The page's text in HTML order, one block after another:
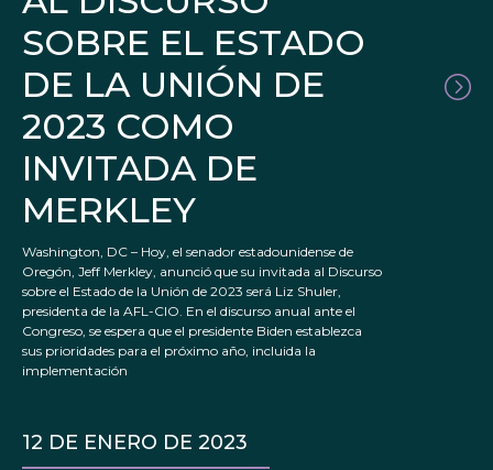
SOBRE EL ESTADO
DE LA UNIÓN DE
2023 COMO
INVITADA DE
MERKLEY
Washington, DC – Hoy, el senador estadounidense de
Oregón, Jeff Merkley, anunció que su invitada al Discurso
sobre el Estado de la Unión de 2023 será Liz Shuler,
presidenta de la AFL-CIO. En el discurso anual ante el
Congreso, se espera que el presidente Biden establezca
sus prioridades para el próximo año, incluida la
implementación
12 DE ENERO DE 2023